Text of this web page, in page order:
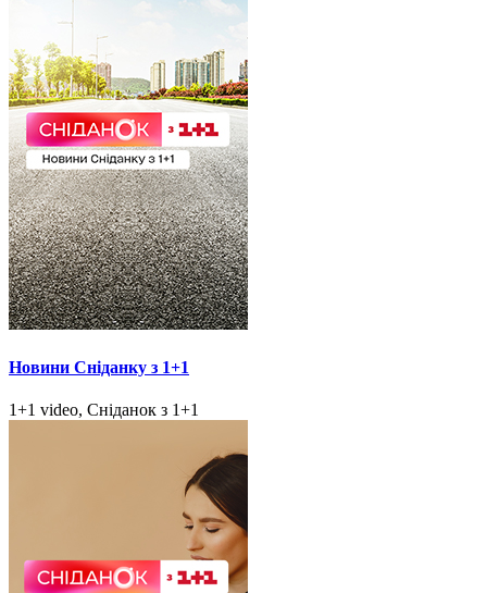
Новини Сніданку з 1+1
1+1 video, Сніданок з 1+1